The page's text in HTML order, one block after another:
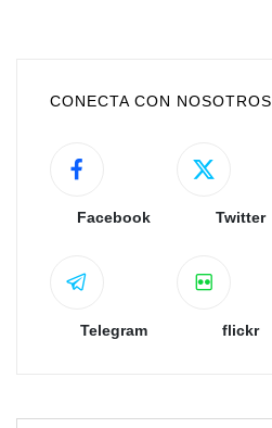
CONECTA CON NOSOTROS
Facebook Twitter
Telegram flickr